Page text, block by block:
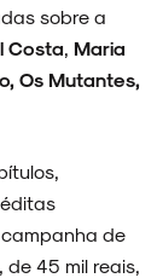
sobre a
Costa, Maria
Os Mutantes,
de
, de 45 mil reais,